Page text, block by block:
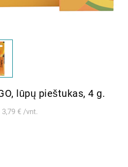
lūpų pieštukas, 4 g.
3,79 € vnt.